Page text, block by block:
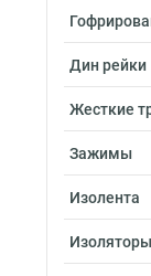
Дин рейки
Жесткие
Зажимы
Изолента
Изоляторы